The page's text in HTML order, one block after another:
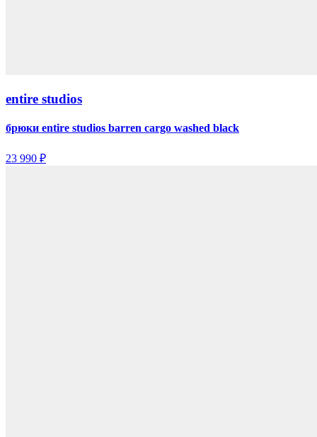
entire studios
брюки entire studios barren cargo washed black
23 990 ₽